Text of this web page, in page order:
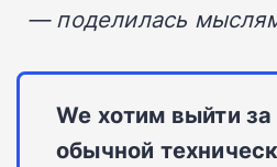
— поделилась
We хотим выйти
обычной